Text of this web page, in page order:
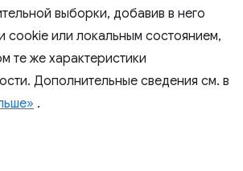
выборки, добавив в него
cookie или локальным состоянием,
те же характеристики
Дополнительные сведения см. в
.